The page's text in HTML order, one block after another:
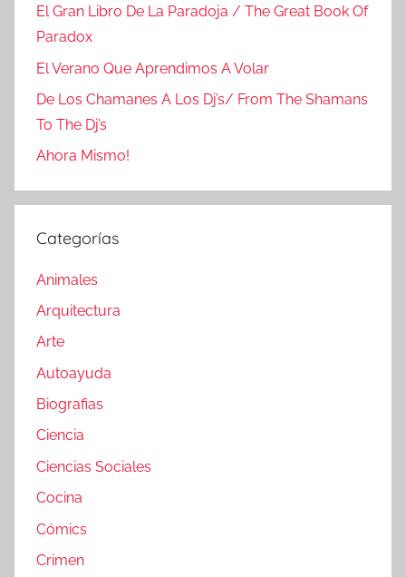
El Gran Libro De La Paradoja / The Great Book Of
Paradox
El Verano Que Aprendimos A Volar
De Los Chamanes A Los Dj’s/ From The Shamans
To The Dj’s
Ahora Mismo!
Categorías
Animales
Arquitectura
Arte
Autoayuda
Biografias
Ciencia
Ciencias Sociales
Cocina
Cómics
Crimen